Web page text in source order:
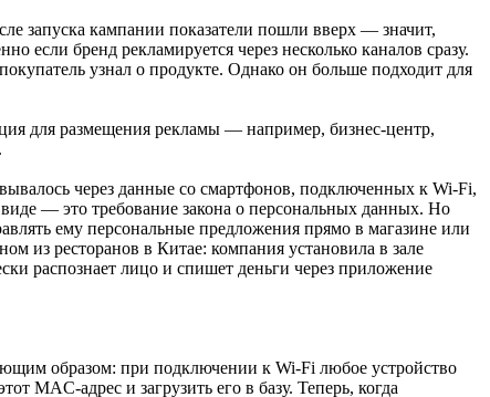
запуска кампании показатели пошли вверх — значит,
если бренд рекламируется через несколько каналов сразу.
узнал о продукте. Однако он больше подходит для
для размещения рекламы — например, бизнес-центр,
через данные со смартфонов, подключенных к Wi-Fi,
— это требование закона о персональных данных. Но
ему персональные предложения прямо в магазине или
из ресторанов в Китае: компания установила в зале
распознает лицо и спишет деньги через приложение
образом: при подключении к Wi-Fi любое устройство
MAC-адрес и загрузить его в базу. Теперь, когда